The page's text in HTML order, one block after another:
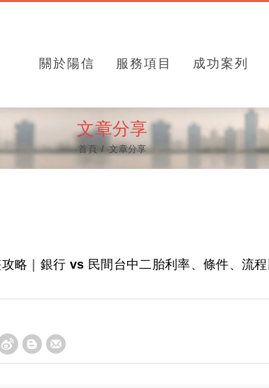
關於陽信 服務項目 成功案列
文章分享
首頁 文章分享
略｜銀行 vs 民間台中二胎利率、條件、流